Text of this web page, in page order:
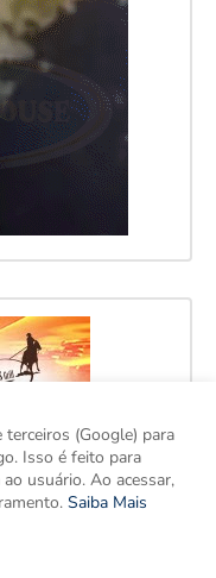
(Google) para
Isso é feito para
usuário. Ao acessar,
Saiba Mais